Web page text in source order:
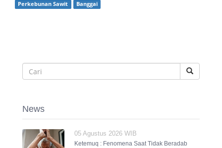
Perkebunan Sawit
Banggai
News
05 Agustus 2026 WIB
Ketemuq : Fenomena Saat Tidak Beradab